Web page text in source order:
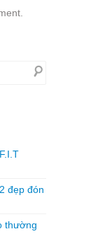
đẹp đón
thường